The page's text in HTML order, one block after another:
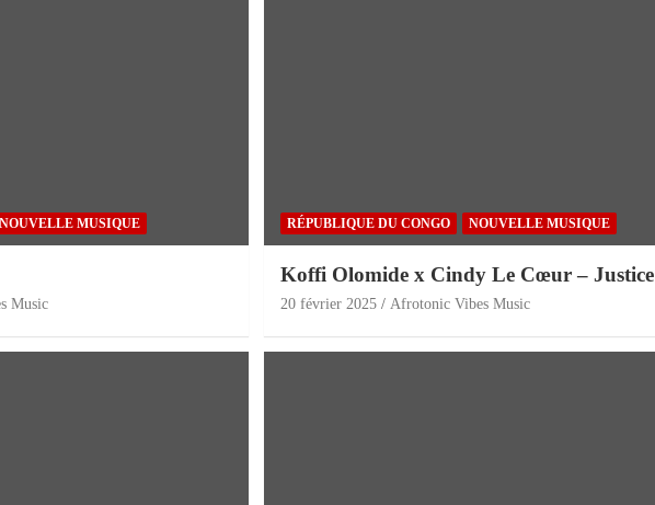
NOUVELLE MUSIQUE
Music
RÉPUBLIQUE DU CONGO NOUVELLE MUSIQUE
Koffi Olomide x Cindy Le Cœur – Justice
20 février 2025 Afrotonic Vibes Music